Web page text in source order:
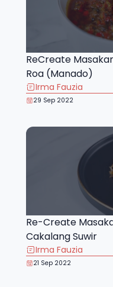
ReCreate
Roa (Manado)
Irma Fauzia
29 Sep 2022
Re-Create
Cakalang Suwir
Irma Fauzia
21 Sep 2022